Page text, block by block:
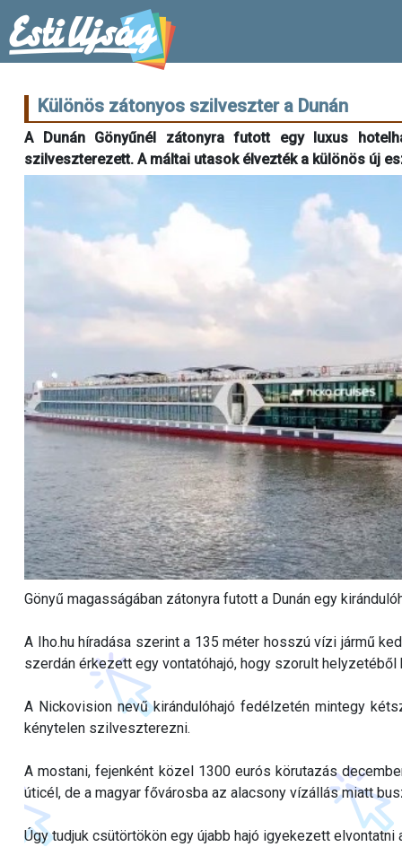
Különös zátonyos szilveszter a Dunán
A Dunán Gönyűnél zátonyra futott egy luxus
szilveszterezett. A máltai utasok élvezték a különös új
Gönyű magasságában zátonyra futott a Dunán egy
A Iho.hu híradása szerint a 135 méter hosszú vízi jármű
szerdán érkezett egy vontatóhajó, hogy szorult helyzetéből
A Nickovision nevű kirándulóhajó fedélzetén mintegy
kénytelen szilveszterezni.
A mostani, fejenként közel 1300 eurós körutazás
úticél, de a magyar fővárosba az alacsony vízállás miatt
Úgy tudjuk csütörtökön egy újabb hajó igyekezett